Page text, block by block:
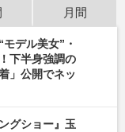
月間
デル美女”・
下半身強調の
」公開でネッ
グショー』玉